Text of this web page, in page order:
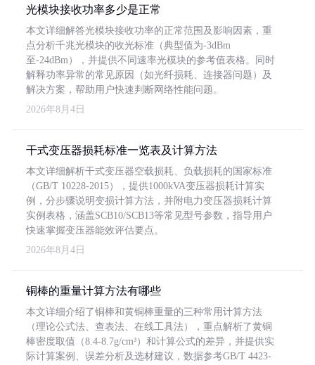
光模块接收功率多少是正常
本文详细解答光模块接收功率的正常范围及影响因素，重
点分析千兆光模块的收光标准（典型值为-3dBm
至-24dBm），并提供不同速率光模块的参考值表格。同时
解释功率异常的常见原因（如光纤损耗、连接器问题）及
解决方案，帮助用户快速判断网络性能问题。
2026年8月4日
干式变压器损耗标准一览表及计算方法
本文详细解析干式变压器空载损耗、负载损耗的国家标准
（GB/T 10228-2015），提供1000kVA变压器损耗计算实
例，分步骤说明变损计算方法，并附电力变压器损耗计算
实例表格，涵盖SCB10/SCB13等常见型号参数，指导用户
快速掌握变压器能效评估要点。
2026年8月4日
铜棒的重量计算方法有哪些
本文详细介绍了铜棒和黄铜棒重量的三种常用计算方法
（理论公式法、查表法、在线工具法），重点解析了黄铜
棒密度取值（8.4-8.7g/cm³）和计算公式的差异，并提供实
际计算案例、误差分析及选材建议，数据参考GB/T 4423-